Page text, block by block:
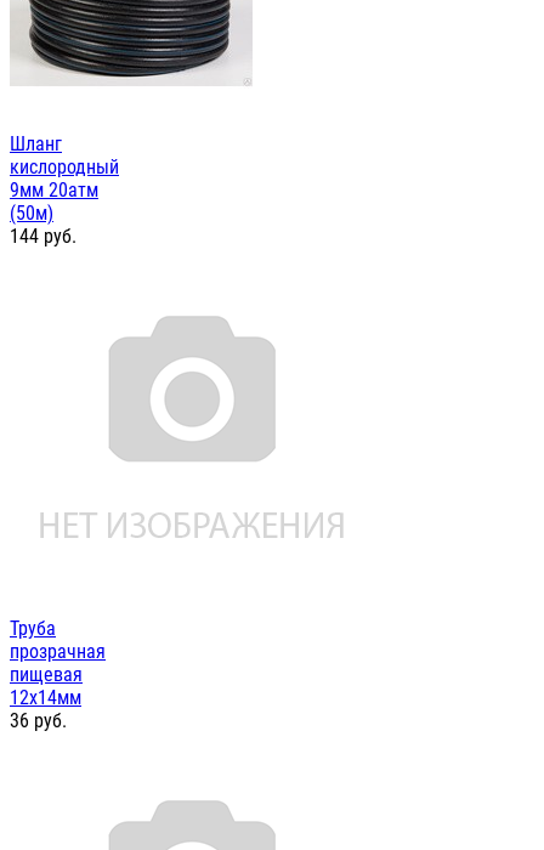
Шланг
кислородный
9мм 20атм
(50м)
144 руб.
Труба
прозрачная
пищевая
12х14мм
36 руб.